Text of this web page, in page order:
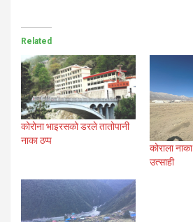
Related
कोरोना भाइरसको डरले तातोपानी
नाका ठप्प
कोराला
उत्साही